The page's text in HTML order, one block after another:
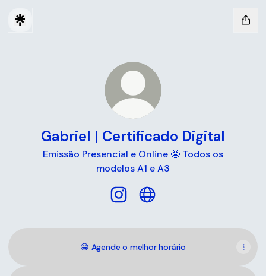
Gabriel | Certificado Digital
Emissão Presencial e Online 🤩 Todos os
modelos A1 e A3
😁 Agende o melhor horário